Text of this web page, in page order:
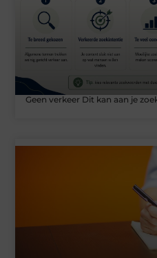
Geen verkeer Dit kan aan je